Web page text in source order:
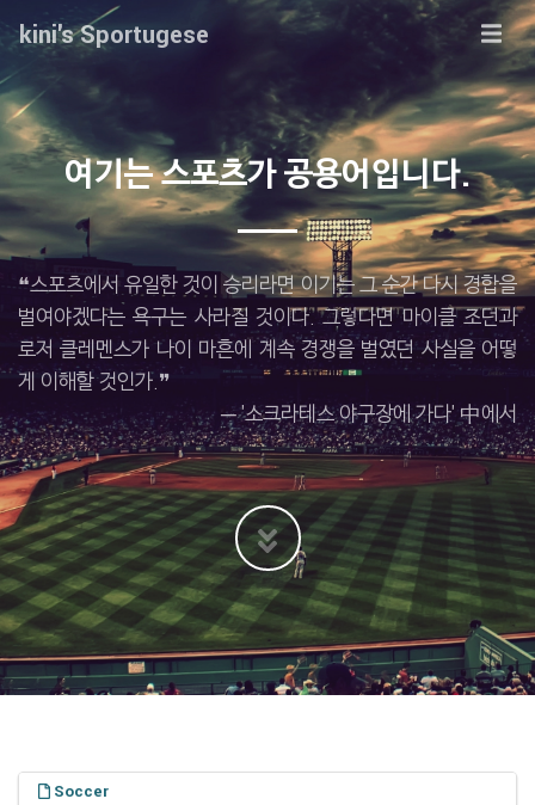
kini's Sportugese
여기는 스포츠가 공용어입니다.
❝스포츠에서 유일한 것이 승리라면 이기는 그 순간 다시 경합을
벌여야겠다는 욕구는 사라질 것이다. 그렇다면 마이클 조던과
로저 클레멘스가 나이 마흔에 계속 경쟁을 벌였던 사실을 어떻
게 이해할 것인가.❞
─ '소크라테스 야구장에 가다' 中에서
Soccer